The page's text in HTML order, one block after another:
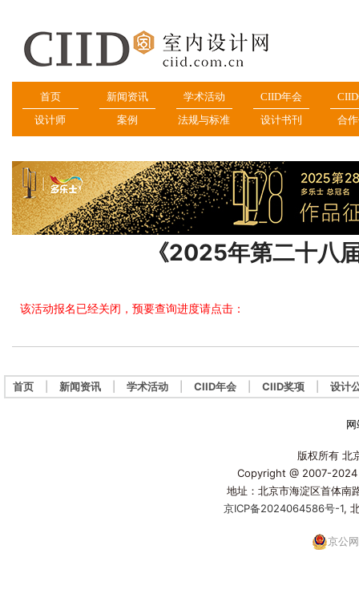
首页 新闻资讯 学术活动 CIID年会
设计师
案例 法规与标准 设计书刊 合
《2025年第二十八
该活动报名已经关闭，预要查询进度请点击：
首页 新闻资讯 学术活动 CIID年会 CIID奖项 设计
版权所有 北
Copyright @ 2007-
地址：北京市海淀区首体
京ICP备2024064586号-1,
京公